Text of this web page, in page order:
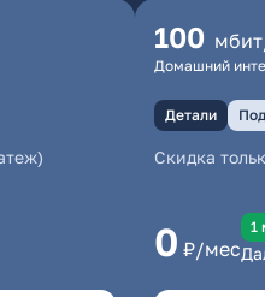
100
Домашний
Детали
Скидка
0 ₽/мес
1